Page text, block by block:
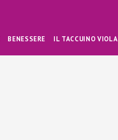
BENESSERE IL TACCUINO VIOLA